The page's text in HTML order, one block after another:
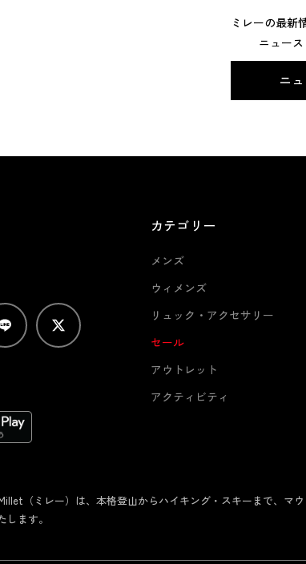
ミレーの最新
ニュー
ニ
カテゴリー
メンズ
ウィメンズ
リュック・アクセサリー
セール
アウトレット
アクティビティ
（ミレー）は、本格登山からハイキング・スキーまで、マ
ます。